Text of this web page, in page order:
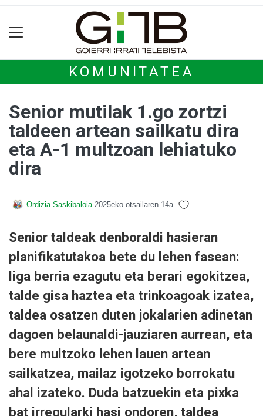
KOMUNITATEA
Senior mutilak 1.go zortzi
taldeen artean sailkatu dira
eta A-1 multzoan lehiatuko
dira
Ordizia Saskibaloia 2025eko otsailaren 14a
Senior taldeak denboraldi hasieran
planifikatutakoa bete du lehen fasean:
liga berria ezagutu eta berari egokitzea,
talde gisa haztea eta trinkoagoak izatea,
taldea osatzen duten jokalarien adinetan
dagoen belaunaldi-jauziaren aurrean, eta
bere multzoko lehen lauen artean
sailkatzea, mailaz igotzeko borrokatu
ahal izateko. Duda batzuekin eta pixka
bat irregularki hasi ondoren, taldea